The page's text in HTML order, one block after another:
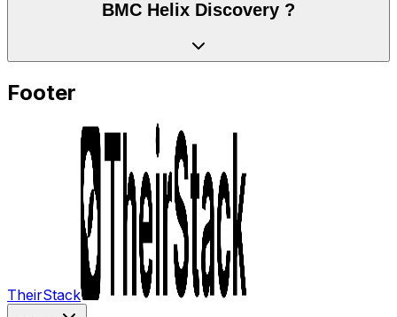
BMC Helix Discovery ?
Footer
TheirStack